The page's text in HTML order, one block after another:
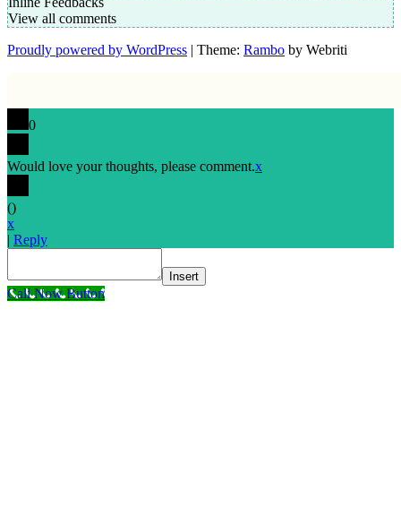
View all comments
Proudly powered by WordPress | Theme: Rambo by Webriti
0
Would love your thoughts, please comment.x
()
x
| Reply
Insert
Call Now Button